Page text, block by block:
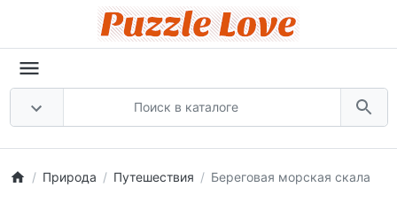
Природа Путешествия Береговая морская скала